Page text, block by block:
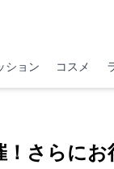
ション コスメ
！さらにお